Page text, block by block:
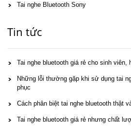
Tai nghe Bluetooth Sony
Tin tức
Tai nghe bluetooth giá rẻ cho sinh viên,
Những lỗi thường gặp khi sử dụng tai
phục
Cách phân biệt tai nghe bluetooth thật
Tai nghe bluetooth giá rẻ nhưng chất